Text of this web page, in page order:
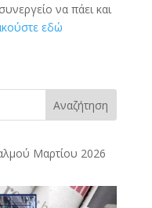
να πάει και
εδώ
Αναζήτηση
Μαρτίου 2026